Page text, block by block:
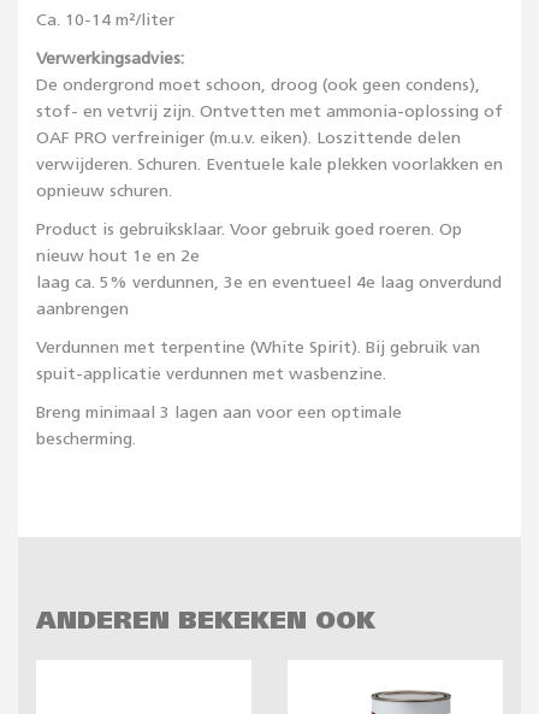
Ca. 10-14 m²/liter
Verwerkingsadvies:
De ondergrond moet schoon, droog (ook geen condens),
stof- en vetvrij zijn. Ontvetten met ammonia-oplossing of
OAF PRO verfreiniger (m.u.v. eiken). Loszittende delen
verwijderen. Schuren. Eventuele kale plekken voorlakken en
opnieuw schuren.
Product is gebruiksklaar. Voor gebruik goed roeren. Op
nieuw hout 1e en 2e
laag ca. 5% verdunnen, 3e en eventueel 4e laag onverdund
aanbrengen
Verdunnen met terpentine (White Spirit). Bij gebruik van
spuit-applicatie verdunnen met wasbenzine.
Breng minimaal 3 lagen aan voor een optimale
bescherming.
ANDEREN BEKEKEN OOK